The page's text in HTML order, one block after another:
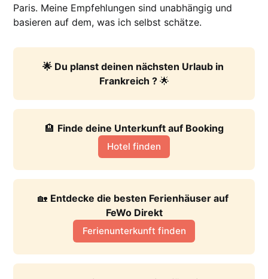
Paris. Meine Empfehlungen sind unabhängig und
basieren auf dem, was ich selbst schätze.
🌟 Du planst deinen nächsten Urlaub in
Frankreich ? 🌟
🏨 Finde deine Unterkunft auf Booking
Hotel finden
🏡 Entdecke die besten Ferienhäuser auf
FeWo Direkt
Ferienunterkunft finden